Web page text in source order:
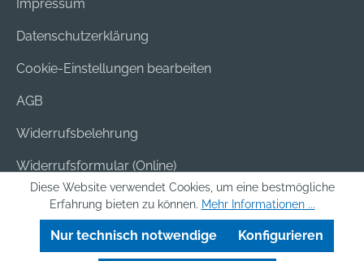
Impressum
Datenschutzerklärung
Cookie-Einstellungen bearbeiten
AGB
Widerrufsbelehrung
Widerrufsformular (Online)
Versand & Bezahlung
Batterieentsorgung
Diese Website verwendet Cookies, um eine bestmögliche
Erfahrung bieten zu können. Mehr Informationen ...
Nur technisch notwendige Konfigurieren